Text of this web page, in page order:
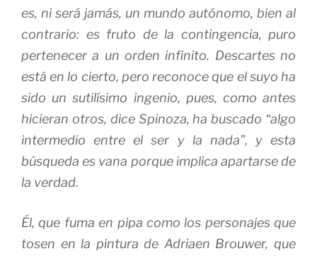
es, ni será jamás, un mundo autónomo, bien al
contrario: es fruto de la contingencia, puro
pertenecer a un orden infinito. Descartes no
está en lo cierto, pero reconoce que el suyo ha
sido un sutilísimo ingenio, pues, como antes
hicieran otros, dice Spinoza, ha buscado “algo
intermedio entre el ser y la nada”, y esta
búsqueda es vana porque implica apartarse de
la verdad.
Él, que fuma en pipa como los personajes que
tosen en la pintura de Adriaen Brouwer, que